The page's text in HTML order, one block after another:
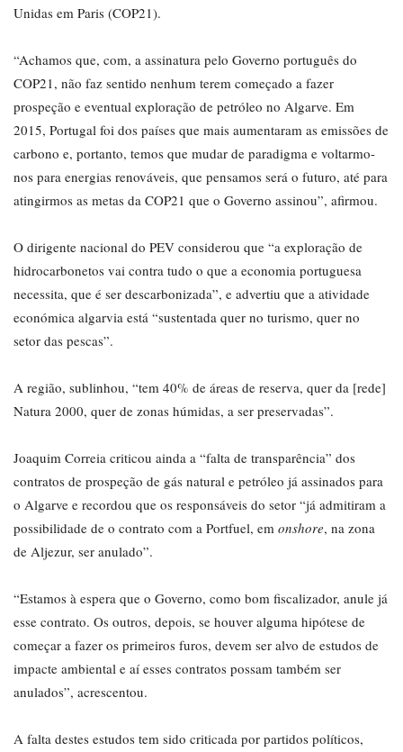
Unidas em Paris (COP21).
“Achamos que, com, a assinatura pelo Governo português do
COP21, não faz sentido nenhum terem começado a fazer
prospeção e eventual exploração de petróleo no Algarve. Em
2015, Portugal foi dos países que mais aumentaram as emissões de
carbono e, portanto, temos que mudar de paradigma e voltarmo-
nos para energias renováveis, que pensamos será o futuro, até para
atingirmos as metas da COP21 que o Governo assinou”, afirmou.
O dirigente nacional do PEV considerou que “a exploração de
hidrocarbonetos vai contra tudo o que a economia portuguesa
necessita, que é ser descarbonizada”, e advertiu que a atividade
económica algarvia está “sustentada quer no turismo, quer no
setor das pescas”.
A região, sublinhou, “tem 40% de áreas de reserva, quer da [rede]
Natura 2000, quer de zonas húmidas, a ser preservadas”.
Joaquim Correia criticou ainda a “falta de transparência” dos
contratos de prospeção de gás natural e petróleo já assinados para
o Algarve e recordou que os responsáveis do setor “já admitiram a
possibilidade de o contrato com a Portfuel, em onshore, na zona
de Aljezur, ser anulado”.
“Estamos à espera que o Governo, como bom fiscalizador, anule já
esse contrato. Os outros, depois, se houver alguma hipótese de
começar a fazer os primeiros furos, devem ser alvo de estudos de
impacte ambiental e aí esses contratos possam também ser
anulados”, acrescentou.
A falta destes estudos tem sido criticada por partidos políticos,